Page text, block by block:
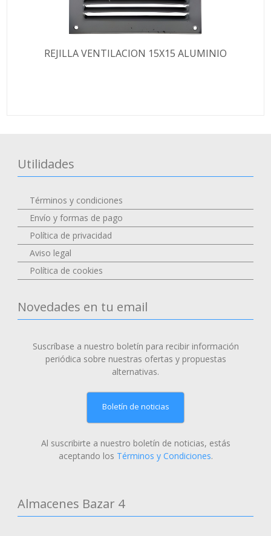
REJILLA VENTILACION 15X15 ALUMINIO
Utilidades
Términos y condiciones
Envío y formas de pago
Política de privacidad
Aviso legal
Política de cookies
Novedades en tu email
Suscríbase a nuestro boletín para recibir información
periódica sobre nuestras ofertas y propuestas
alternativas.
Boletín de noticias
Al suscribirte a nuestro boletín de noticias, estás
aceptando los Términos y Condiciones.
Almacenes Bazar 4